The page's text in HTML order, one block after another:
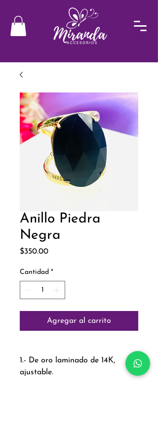
Anillo Piedra
Negra
$350.00Precio
Cantidad *
Agregar al carrito
1.- De oro laminado de 14K,
ajustable.